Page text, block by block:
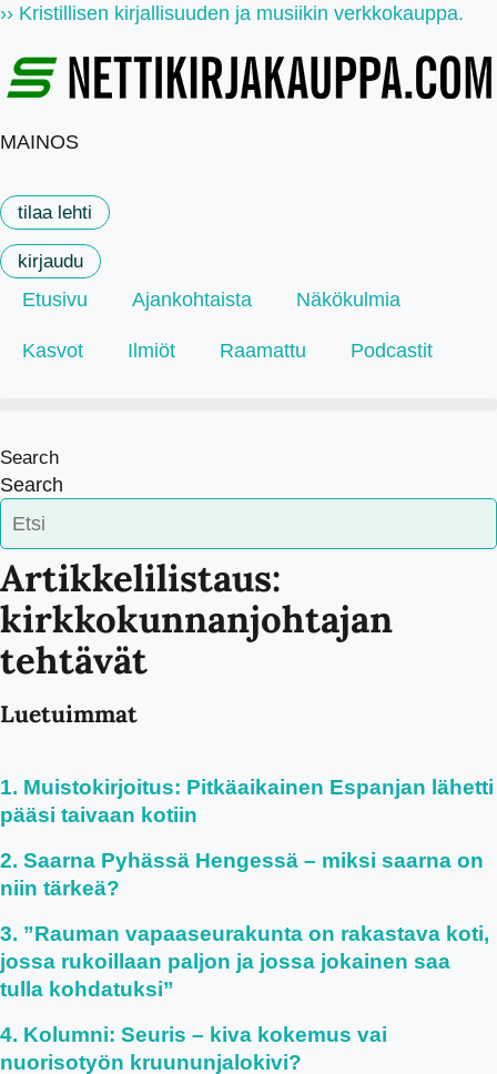
Mene
›› Kristillisen kirjallisuuden ja musiikin verkkokauppa.
MAINOS
tilaa lehti
kirjaudu
Etusivu Ajankohtaista Näkökulmia
Kasvot Ilmiöt Raamattu Podcastit
Search
Search
Artikkelilistaus:
kirkkokunnanjohtajan
tehtävät
Luetuimmat
Muistokirjoitus: Pitkäaikainen Espanjan lähetti
pääsi taivaan kotiin
Saarna Pyhässä Hengessä – miksi saarna on
niin tärkeä?
”Rauman vapaaseurakunta on rakastava koti,
jossa rukoillaan paljon ja jossa jokainen saa
tulla kohdatuksi”
Kolumni: Seuris – kiva kokemus vai
nuorisotyön kruununjalokivi?